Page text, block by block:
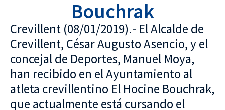
Bouchrak
Crevillent (08/01/2019).- El Alcalde de
Crevillent, César Augusto Asencio, y el
concejal de Deportes, Manuel Moya,
han recibido en el Ayuntamiento al
atleta crevillentino El Hocine Bouchrak,
que actualmente está cursando el